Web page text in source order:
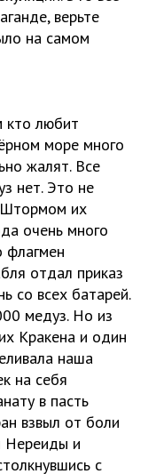
верьте
на самом
кто любит
море много
жалят. Все
нет. Это не
Штормом их
очень много
флагмен
отдал приказ
со всех батарей.
медуз. Но из
Кракена и один
наша
на себя
в пасть
взвыл от боли
Нереиды и
с